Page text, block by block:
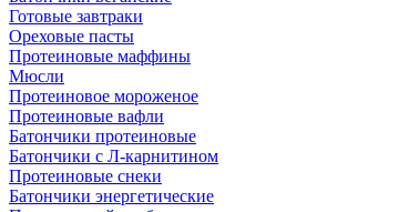
Готовые завтраки
Ореховые пасты
Протеиновые маффины
Мюсли
Протеиновое мороженое
Протеиновые вафли
Батончики протеиновые
Батончики с Л-карнитином
Протеиновые снеки
Батончики энергетические